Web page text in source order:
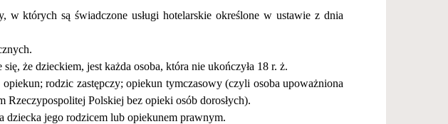
w których są świadczone usługi hotelarskie określone w ustawie z dnia
się, że dzieckiem, jest każda osoba, która nie ukończyła 18 r. ż.
rodzic zastępczy; opiekun tymczasowy (czyli osoba upoważniona
Rzeczypospolitej Polskiej bez opieki osób dorosłych).
dziecka jego rodzicem lub opiekunem prawnym.